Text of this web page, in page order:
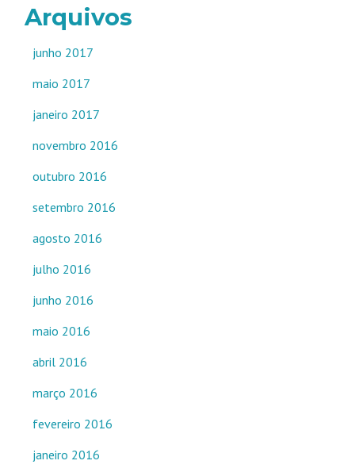
Arquivos
junho 2017
maio 2017
janeiro 2017
novembro 2016
outubro 2016
setembro 2016
agosto 2016
julho 2016
junho 2016
maio 2016
abril 2016
março 2016
fevereiro 2016
janeiro 2016